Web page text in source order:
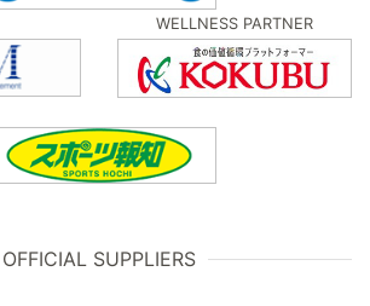
WELLNESS PARTNER
OFFICIAL SUPPLIERS